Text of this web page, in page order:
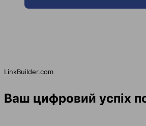
LinkBuilder.com
Ваш цифровий успіх